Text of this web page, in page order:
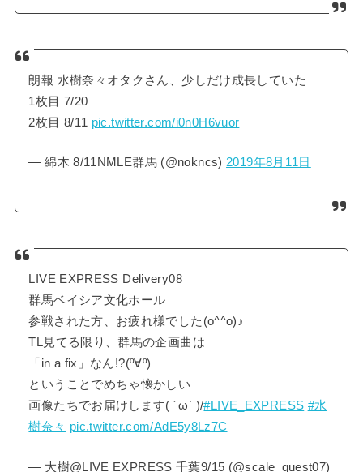
朗報 水樹奈々オタクさん、少しだけ成長していた
1枚目 7/20
2枚目 8/11 pic.twitter.com/i0n0H6vuor
— 綿木 8/11NMLE群馬 (@nokncs)2019年8月11日
LIVE EXPRESS Delivery08
群馬ベイシア文化ホール
参戦された方、お疲れ様でした(o^^o)♪
TL見てる限り、群馬の企画曲は
「in a fix」なん!?(º∀º)
ということでめちゃ懐かしい
画像たちでお届けします( ´ω` )/#LIVE_EXPRESS #水
樹奈々 pic.twitter.com/AdE5y8Lz7C
— 大樹@LIVE EXPRESS 千葉9/15 (@scale_quest07)